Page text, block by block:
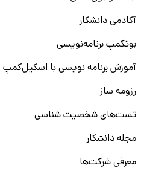
آکادمی دانشکار
بوتکمپ برنامه‌نویسی
آموزش برنامه نویسی با اسکیل‌کمپ
رزومه ساز
تست‌های شخصیت شناسی
مجله دانشکار
معرفی شرکت‌ها